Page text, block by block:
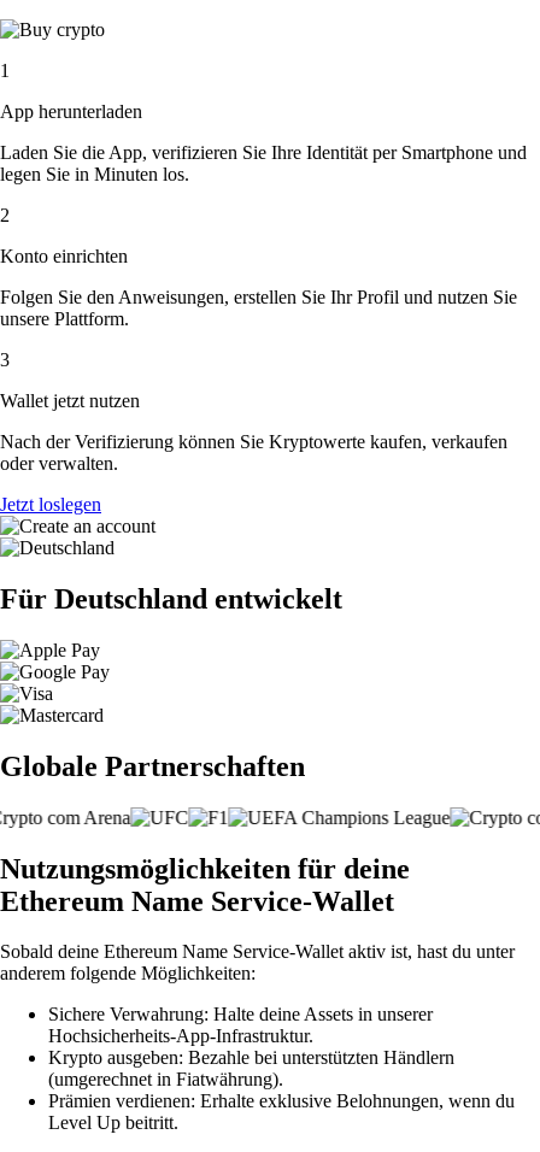
1
App herunterladen
Laden Sie die App, verifizieren Sie Ihre Identität per Smartphone und
legen Sie in Minuten los.
2
Konto einrichten
Folgen Sie den Anweisungen, erstellen Sie Ihr Profil und nutzen Sie
unsere Plattform.
3
Wallet jetzt nutzen
Nach der Verifizierung können Sie Kryptowerte kaufen, verkaufen
oder verwalten.
Jetzt loslegen
Für Deutschland entwickelt
Globale Partnerschaften
Nutzungsmöglichkeiten für deine
Ethereum Name Service-Wallet
Sobald deine Ethereum Name Service-Wallet aktiv ist, hast du unter
anderem folgende Möglichkeiten:
Sichere Verwahrung: Halte deine Assets in unserer
Hochsicherheits-App-Infrastruktur.
Krypto ausgeben: Bezahle bei unterstützten Händlern
(umgerechnet in Fiatwährung).
Prämien verdienen: Erhalte exklusive Belohnungen, wenn du
Level Up beitritt.